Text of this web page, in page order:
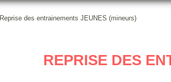
Reprise des entrainements JEUNES (mineurs)
REPRISE DES